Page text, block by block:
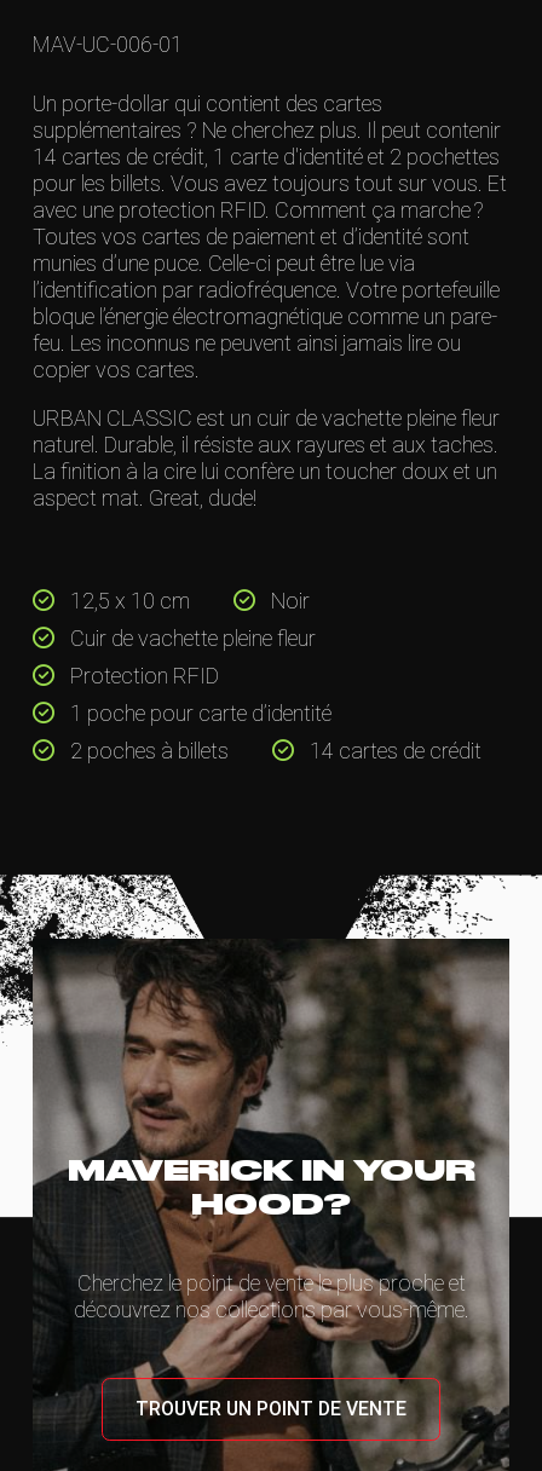
MAV-UC-006-01
Un porte-dollar qui contient des cartes
supplémentaires ? Ne cherchez plus. Il peut contenir
14 cartes de crédit, 1 carte d'identité et 2 pochettes
pour les billets. Vous avez toujours tout sur vous. Et
avec une protection RFID. Comment ça marche ?
Toutes vos cartes de paiement et d’identité sont
munies d’une puce. Celle-ci peut être lue via
l’identification par radiofréquence. Votre portefeuille
bloque l’énergie électromagnétique comme un pare-
feu. Les inconnus ne peuvent ainsi jamais lire ou
copier vos cartes.
URBAN CLASSIC est un cuir de vachette pleine fleur
naturel. Durable, il résiste aux rayures et aux taches.
La finition à la cire lui confère un toucher doux et un
aspect mat. Great, dude!
12,5 x 10 cm
Noir
Cuir de vachette pleine fleur
Protection RFID
1 poche pour carte d’identité
2 poches à billets
14 cartes de crédit
MAVERICK IN YOUR
HOOD?
Cherchez le point de vente le plus proche et
découvrez nos collections par vous-même.
TROUVER UN POINT DE VENTE